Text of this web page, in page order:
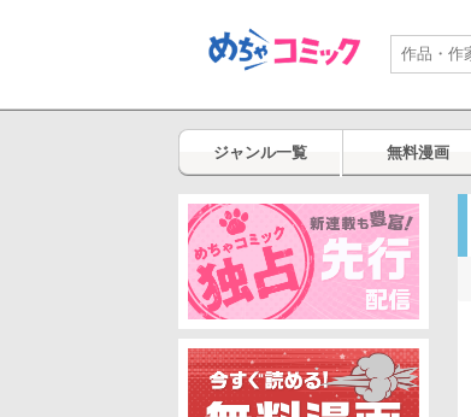
ジャンル一覧 無料漫画